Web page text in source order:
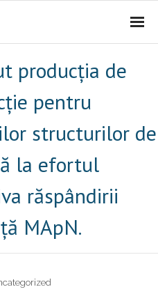
producția de
pentru
structurilor de
la efortul
răspândirii
MApN.